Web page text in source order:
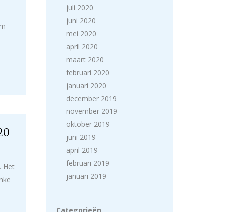
Het
juli 2020
juni 2020
mei 2020
april 2020
maart 2020
februari 2020
januari 2020
december 2019
november 2019
oktober 2019
juni 2019
april 2019
februari 2019
januari 2019
Categorieën